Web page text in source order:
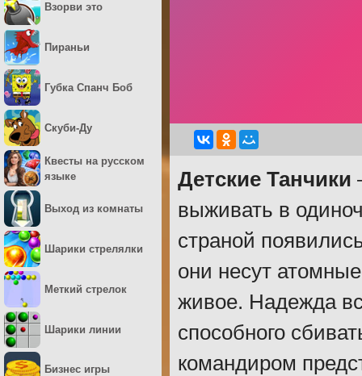
Детские Танчики
выживать в
страной
они несут
живое. Надежда
способного
командиром
Взорви это
Пираньи
Губка Спанч Боб
Скуби-Ду
Квесты на русском
языке
Выход из комнаты
Шарики стрелялки
Меткий стрелок
Шарики линии
Бизнес игры